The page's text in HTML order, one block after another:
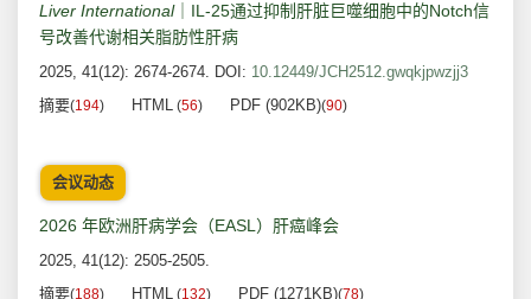
Liver International｜IL-25通过抑制肝脏巨噬细胞中的Notch信
号改善代谢相关脂肪性肝病
2025, 41(12): 2674-2674. DOI: 10.12449/JCH2512.gwqkjpwzjj3
摘要(194) HTML (56) PDF (902KB)(90)
会议动态
2026 年欧洲肝病学会（EASL）肝癌峰会
2025, 41(12): 2505-2505.
摘要(188) HTML (132) PDF (1271KB)(78)